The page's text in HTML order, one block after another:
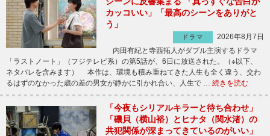
カッコいい」「最高のシーンをありがと
う」
ドラマ
2026年8月7日
内田有紀と寺西拓人がダブル主演するドラマ
「ラストノート」（フジテレビ系）の第5話が、6日に放送された。（※以下、
ネタバレを含みます） 本作は、環境も積み重ねてきた人生も全く違う、交わ
るはずのなかった歳の差の男女が静かに引かれ合い、人生で … 続きを読む
「今夜もシリアルキラーと待ち合わせ」
「磯貝（横山裕）とヒナタ（関水渚）の
共犯関係が深まってきているのがいい」